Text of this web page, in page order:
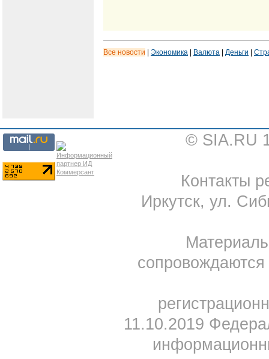
Все новости Экономика Валюта Деньги
© SIA.RU
Контакты
Иркутск, ул.
11.10.2019